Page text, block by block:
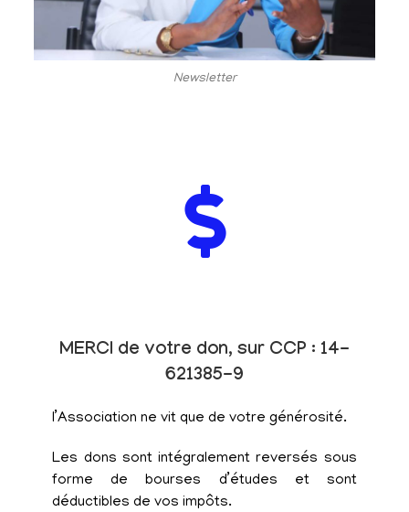
Newsletter
MERCI de votre don, sur CCP : 14-
621385-9
l’Association ne vit que de votre générosité.
Les dons sont intégralement reversés sous
forme de bourses d’études et sont
déductibles de vos impôts.